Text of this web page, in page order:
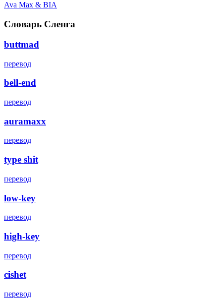
Ava Max & BIA
Словарь Сленга
buttmad
перевод
bell-end
перевод
auramaxx
перевод
type shit
перевод
low-key
перевод
high-key
перевод
cishet
перевод